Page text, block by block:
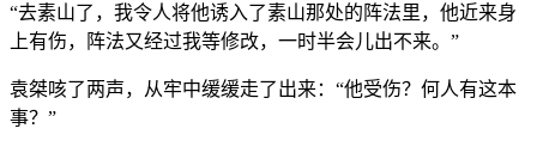
“去素山了，我令人将他诱入了素山那处的阵法里，他近来身
上有伤，阵法又经过我等修改，一时半会儿出不来。”
袁桀咳了两声，从牢中缓缓走了出来：“他受伤？何人有这本
事？”